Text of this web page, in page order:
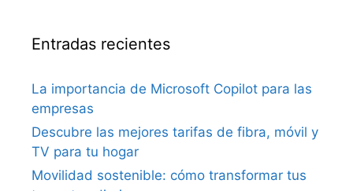
Entradas recientes
La importancia de Microsoft Copilot para las
empresas
Descubre las mejores tarifas de fibra, móvil y
TV para tu hogar
Movilidad sostenible: cómo transformar tus